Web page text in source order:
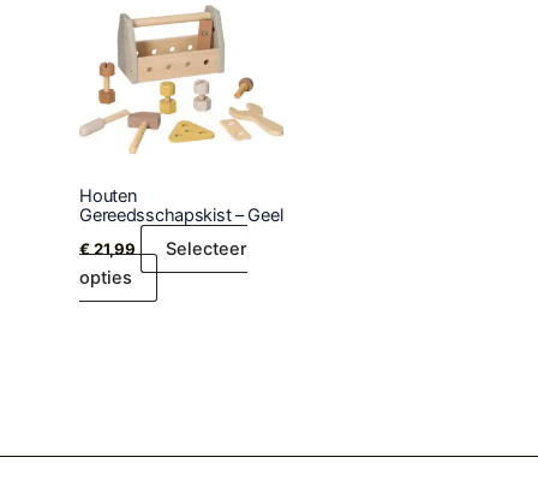
Houten
Gereedsschapskist – Geel
€21,99
Selecteer
opties